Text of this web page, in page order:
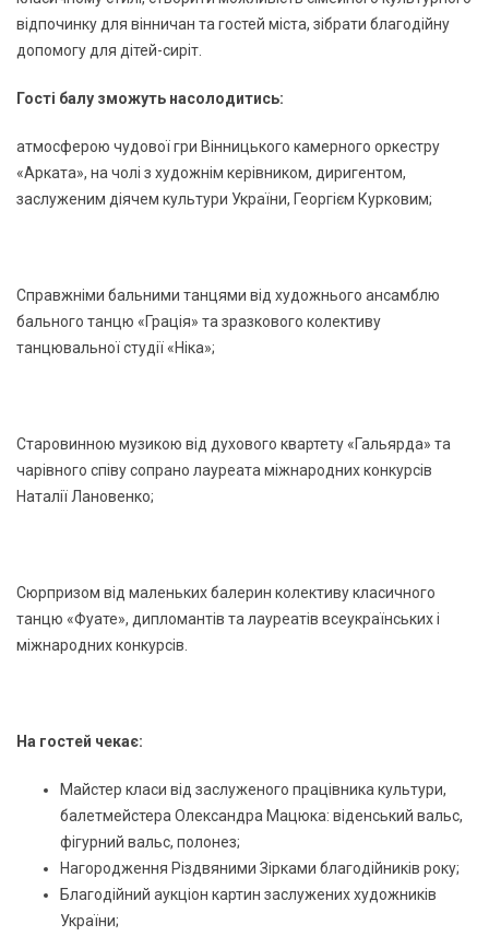
відпочинку для вінничан та гостей міста, зібрати благодійну
допомогу для дітей-сиріт.
Гості балу зможуть насолодитись:
атмосферою чудової гри Вінницького камерного оркестру
«Арката», на чолі з художнім керівником, диригентом,
заслуженим діячем культури України, Георгієм Курковим;
Справжніми бальними танцями від художнього ансамблю
бального танцю «Грація» та зразкового колективу
танцювальної студії «Ніка»;
Старовинною музикою від духового квартету «Гальярда» та
чарівного співу сопрано лауреата міжнародних конкурсів
Наталії Лановенко;
Сюрпризом від маленьких балерин колективу класичного
танцю «Фуате», дипломантів та лауреатів всеукраїнських і
міжнародних конкурсів.
На гостей чекає:
Майстер класи від заслуженого працівника культури,
балетмейстера Олександра Мацюка: віденський вальс,
фігурний вальс, полонез;
Нагородження Різдвяними Зірками благодійників року;
Благодійний аукціон картин заслужених художників
України;